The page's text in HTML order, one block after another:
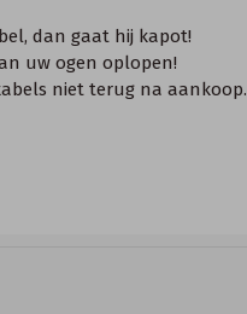
dan gaat hij kapot!
uw ogen oplopen!
niet terug na aankoop.